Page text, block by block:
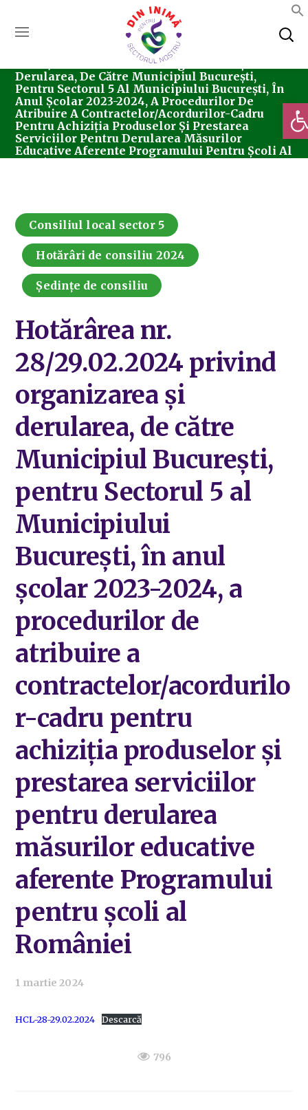
Consiliul Local Sector 5
Nr. 28/29.02.2024 Privind Organizarea Și
Derularea, De Către Municipiul București,
Pentru Sectorul 5 Al Municipiului București, În
Anul Şcolar 2023-2024, A Procedurilor De
Atribuire A Contractelor/acordurilor-Cadru
Pentru Achiziţia Produselor Şi Prestarea
Serviciilor Pentru Derularea Măsurilor
Educative Aferente Programului Pentru Şcoli Al
Consiliul local sector 5
Hotărâri de consiliu 2024
Ședințe de consiliu
Hotărârea nr.
28/29.02.2024 privind
organizarea și
derularea, de către
Municipiul București,
pentru Sectorul 5 al
Municipiului
București, în anul
şcolar 2023-2024, a
procedurilor de
atribuire a
contractelor/acordurilo
r-cadru pentru
achiziţia produselor şi
prestarea serviciilor
pentru derularea
măsurilor educative
aferente Programului
pentru şcoli al
României
1 martie 2024
HCL-28-29.02.2024 Descarcă
796